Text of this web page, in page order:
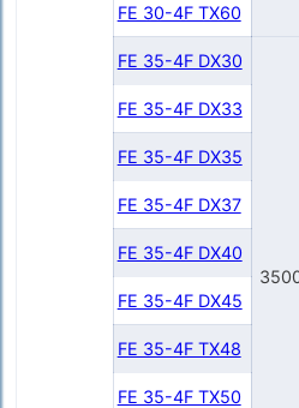
FE 30-4F TX60
FE 35-4F DX30
FE 35-4F DX33
FE 35-4F DX35
FE 35-4F DX37
FE 35-4F DX40
FE 35-4F DX45
FE 35-4F TX48
FE 35-4F TX50